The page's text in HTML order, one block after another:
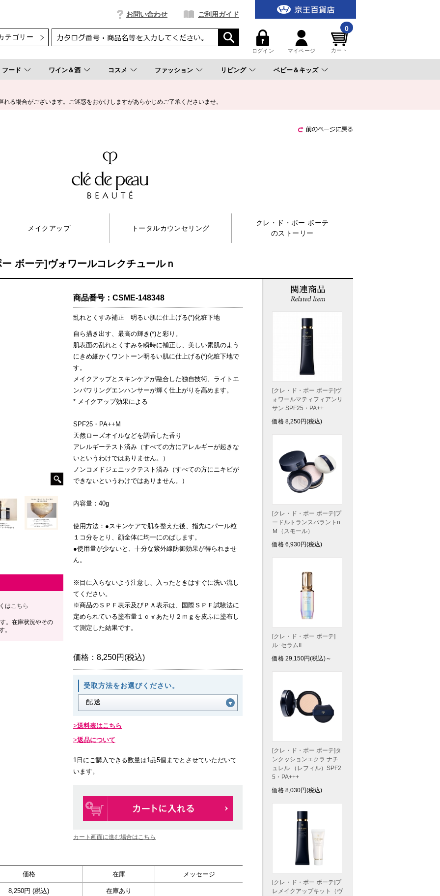
お問い合わせ ご利用ガイド
ログイン マイページ
0
カート
フード ワイン＆酒 コスメ ファッション リビング ベビー＆キッズ
る場合がございます。ご迷惑をおかけしますがあらかじめご了承くださいませ。
メイクアップ トータルカウンセリング
クレ・ド・ポー ボーテ
のストーリー
ボーテ]ヴォワールコレクチュールｎ
はこちら
。在庫状況やその
。
商品番号： CSME-148348
乱れとくすみ補正 明るい肌に仕上げる(*)化粧下地
自ら描き出す、最高の輝き(*)と彩り。
肌表面の乱れとくすみを瞬時に補正し、美しい素肌のよう
にきめ細かくワントーン明るい肌に仕上げる(*)化粧下地で
す。
メイクアップとスキンケアが融合した独自技術、ライトエ
ンパワリングエンハンサーが輝く仕上がりを高めます。
* メイクアップ効果による
SPF25・PA++M
天然ローズオイルなどを調香した香り
アレルギーテスト済み（すべての方にアレルギーが起きな
いというわけではありません。）
ノンコメドジェニックテスト済み（すべての方にニキビが
できないというわけではありません。）
内容量：40g
使用方法：●スキンケアで肌を整えた後、指先にパール粒
１コ分をとり、顔全体に均一にのばします。
●使用量が少ないと、十分な紫外線防御効果が得られませ
ん。
※目に入らないよう注意し、入ったときはすぐに洗い流し
てください。
※商品のＳＰＦ表示及びＰＡ表示は、国際ＳＰＦ試験法に
定められている塗布量１ｃ㎡あたり２ｍｇを皮ふに塗布し
て測定した結果です。
価格： 8,250円(税込)
受取方法をお選びください。
送料表はこちら
返品について
1日にご購入できる数量は1品5個までとさせていただいて
います。
カート画面に進む場合はこちら
価格 在庫 メッセージ
8,250円 (税込) 在庫あり
[クレ・ド・ポー ボーテ]ヴ
ォワールマティフィアンリ
サン SPF25・PA++
価格 8,250円(税込)
[クレ・ド・ポー ボーテ]プ
ードルトランスパラントn
Ｍ（スモール）
価格 6,930円(税込)
[クレ・ド・ポー ボーテ]
ル･セラムII
価格 29,150円(税込)～
[クレ・ド・ポー ボーテ]タ
ンクッションエクラ ナチ
ュレル （レフィル）SPF2
5・PA+++
価格 8,030円(税込)
[クレ・ド・ポー ボーテ]プ
レメイクアップキット（ヴ